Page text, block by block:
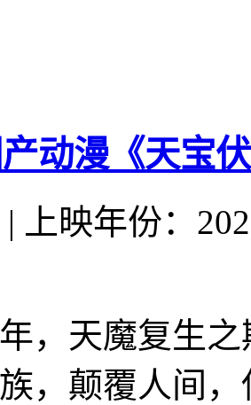
动漫《天宝
|
上映年份：
，天魔复生
，颠覆人间